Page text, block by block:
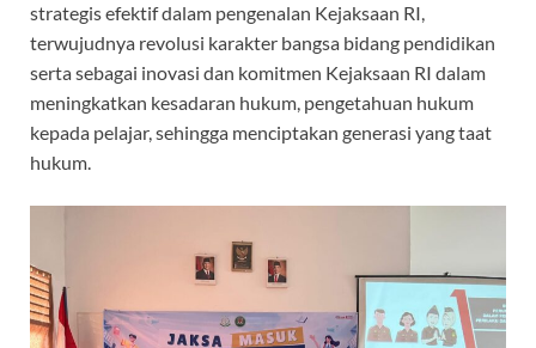
strategis efektif dalam pengenalan Kejaksaan RI,
terwujudnya revolusi karakter bangsa bidang pendidikan
serta sebagai inovasi dan komitmen Kejaksaan RI dalam
meningkatkan kesadaran hukum, pengetahuan hukum
kepada pelajar, sehingga menciptakan generasi yang taat
hukum.